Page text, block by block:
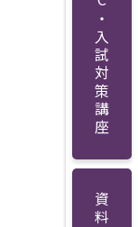
OC・入試対策講座